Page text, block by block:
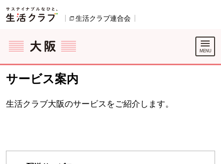
ページの先頭です。
生活クラブ連合会
ここからサイト内共通メニューです。
サイト内共通メニューをスキップする
サイト内共通メニューここまで。
サービス案内
生活クラブ大阪のサービスをご紹介します。